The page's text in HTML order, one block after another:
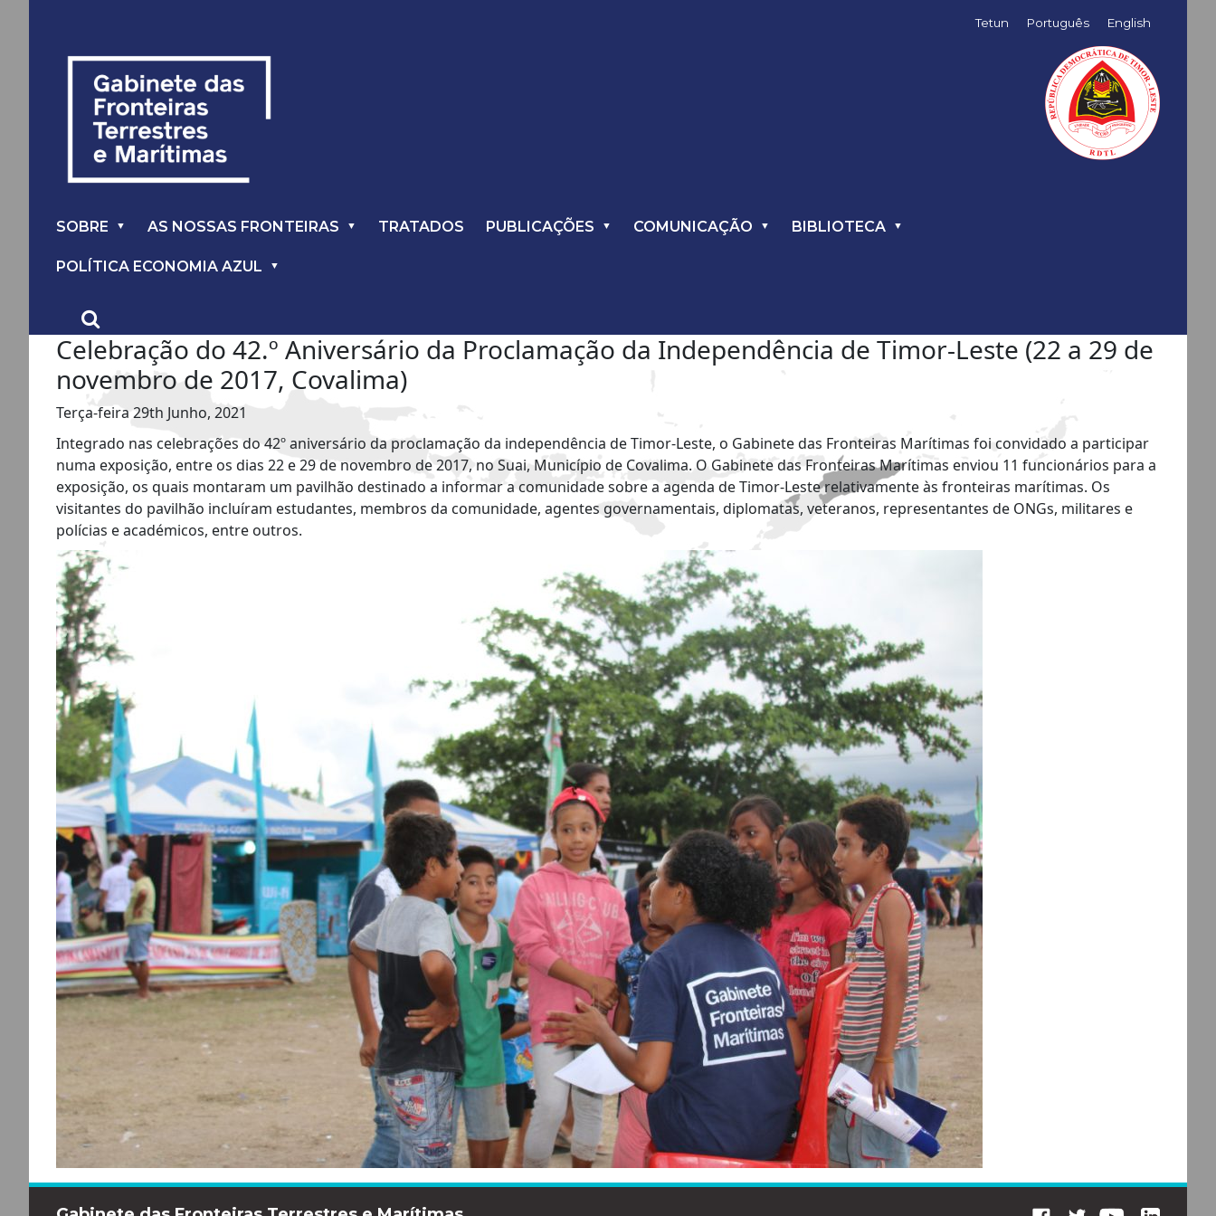
English
Português
Tetun
SOBRE AS NOSSAS FRONTEIRAS TRATADOS PUBLICAÇÕES COMUNICAÇÃO BIBLIOTECA
POLÍTICA ECONOMIA AZUL
Celebração do 42.º Aniversário da Proclamação da Independência de Timor-Leste (22 a 29 de
novembro de 2017, Covalima)
Terça-feira 29th Junho, 2021
Integrado nas celebrações do 42º aniversário da proclamação da independência de Timor-Leste, o Gabinete das Fronteiras Marítimas foi convidado a participar
numa exposição, entre os dias 22 e 29 de novembro de 2017, no Suai, Município de Covalima. O Gabinete das Fronteiras Marítimas enviou 11 funcionários para a
exposição, os quais montaram um pavilhão destinado a informar a comunidade sobre a agenda de Timor-Leste relativamente às fronteiras marítimas. Os
visitantes do pavilhão incluíram estudantes, membros da comunidade, agentes governamentais, diplomatas, veteranos, representantes de ONGs, militares e
polícias e académicos, entre outros.